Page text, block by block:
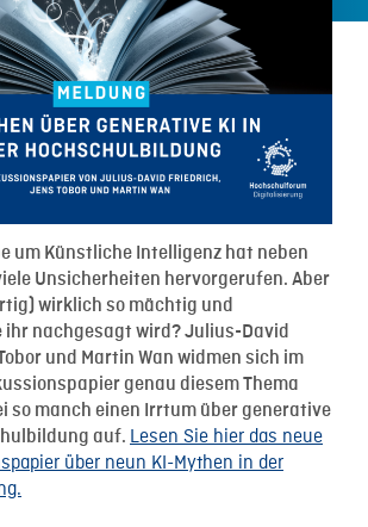
um Künstliche Intelligenz hat neben
Unsicherheiten hervorgerufen. Aber
wirklich so mächtig und
ihr nachgesagt wird? Julius-David
und Martin Wan widmen sich im
genau diesem Thema
so manch einen Irrtum über generative
auf. Lesen Sie hier das neue
über neun KI-Mythen in der